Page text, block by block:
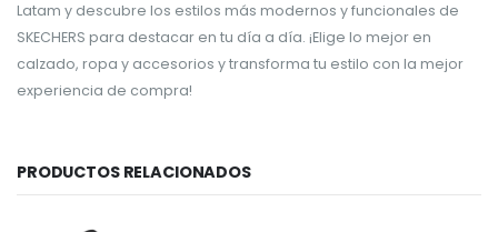
Latam y descubre los estilos más modernos y funcionales de
SKECHERS para destacar en tu día a día. ¡Elige lo mejor en
calzado, ropa y accesorios y transforma tu estilo con la mejor
experiencia de compra!
PRODUCTOS RELACIONADOS